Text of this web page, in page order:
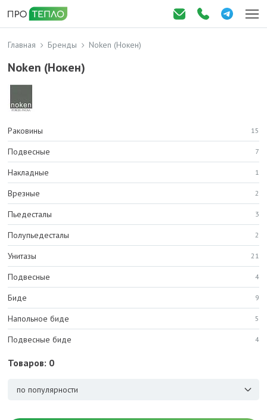
Главная Бренды Noken (Нокен)
Noken (Нокен)
Раковины 15
Подвесные 7
Накладные 1
Врезные 2
Пьедесталы 3
Полупьедесталы 2
Унитазы 21
Подвесные 4
Биде 9
Напольное биде 5
Подвесные биде 4
Товаров: 0
по популярности